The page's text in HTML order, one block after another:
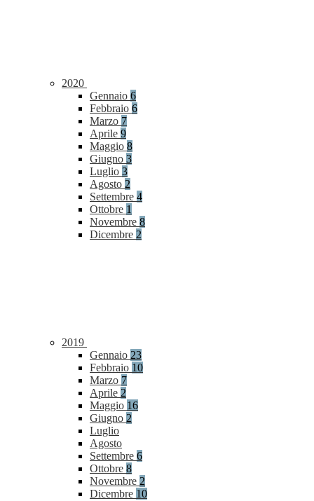
2020
Gennaio 6
Febbraio 6
Marzo 7
Aprile 9
Maggio 8
Giugno 3
Luglio 3
Agosto 2
Settembre 4
Ottobre 1
Novembre 8
Dicembre 2
2019
Gennaio 23
Febbraio 10
Marzo 7
Aprile 2
Maggio 16
Giugno 2
Luglio
Agosto
Settembre 6
Ottobre 8
Novembre 2
Dicembre 10